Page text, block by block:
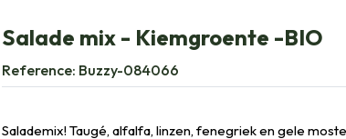
Salade mix - Kiemgroente -BIO
Reference: Buzzy-084066
Salademix! Taugé, alfalfa, linzen, fenegriek en gele